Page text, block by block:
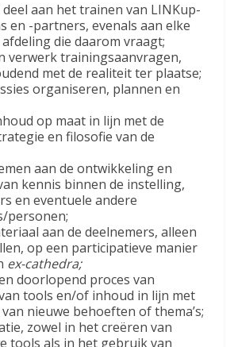
aan het trainen van LINKup-
en -partners, evenals aan elke
die daarom vraagt;
verwerk trainingsaanvragen,
met de realiteit ter plaatse;
organiseren, plannen en
op maat in lijn met de
en filosofie van de
aan de ontwikkeling en
kennis binnen de instelling,
en eventuele andere
personen;
aan de deelnemers, alleen
op een participatieve manier
ex-cathedra;
doorlopend proces van
tools en/of inhoud in lijn met
nieuwe behoeften of thema’s;
zowel in het creëren van
tools als in het gebruik van